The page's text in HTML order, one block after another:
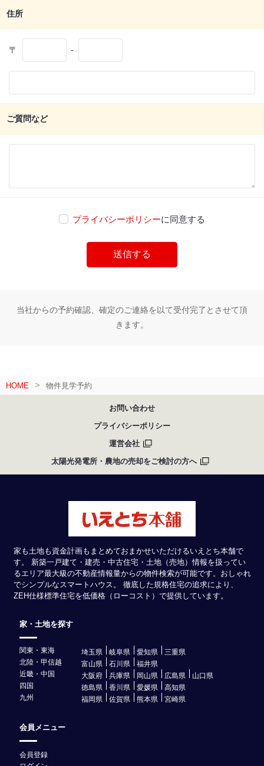
住所
〒 -
ご質問など
プライバシーポリシーに同意する
当社からの予約確認、確定のご連絡を以て受付完了とさせて頂
きます。
HOME 物件見学予約
お問い合わせ
プライバシーポリシー
運営会社
太陽光発電所・農地の売却をご検討の方へ
家も土地も資金計画もまとめておまかせいただけるいえとち本舗で
す。 新築一戸建て・建売・中古住宅・土地（売地）情報を扱ってい
るエリア最大級の不動産情報量からの物件検索が可能です。おしゃれ
でシンプルなスマートハウス。 徹底した規格住宅の追求により、
ZEH仕様標準住宅を低価格（ローコスト）で提供しています。
家・土地を探す
関東・東海 埼玉県 岐阜県 愛知県
三重県
北陸・甲信越
富山県 石川県
福井県
近畿・中国
大阪府 兵庫県 岡山県 広島県
山口県
四国
徳島県 香川県 愛媛県
高知県
九州
福岡県 佐賀県 熊本県 宮崎県
会員メニュー
会員登録